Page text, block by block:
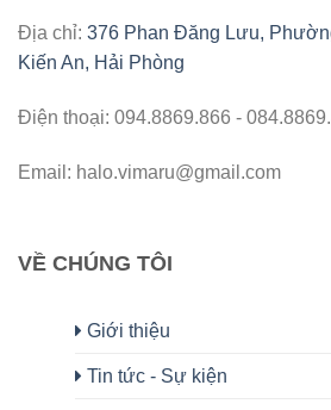
Địa chỉ: 376 Phan Đăng Lưu,
Kiến An, Hải Phòng
Điện thoại: 094.8869.866 -
Email: halo.vimaru@gmail.com
VỀ CHÚNG TÔI
Giới thiệu
Tin tức - Sự kiện